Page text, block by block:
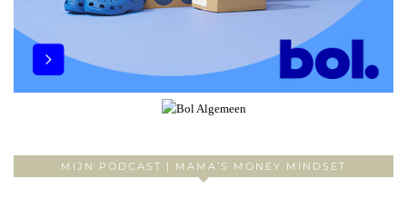
MIJN PODCAST | MAMA’S MONEY MINDSET